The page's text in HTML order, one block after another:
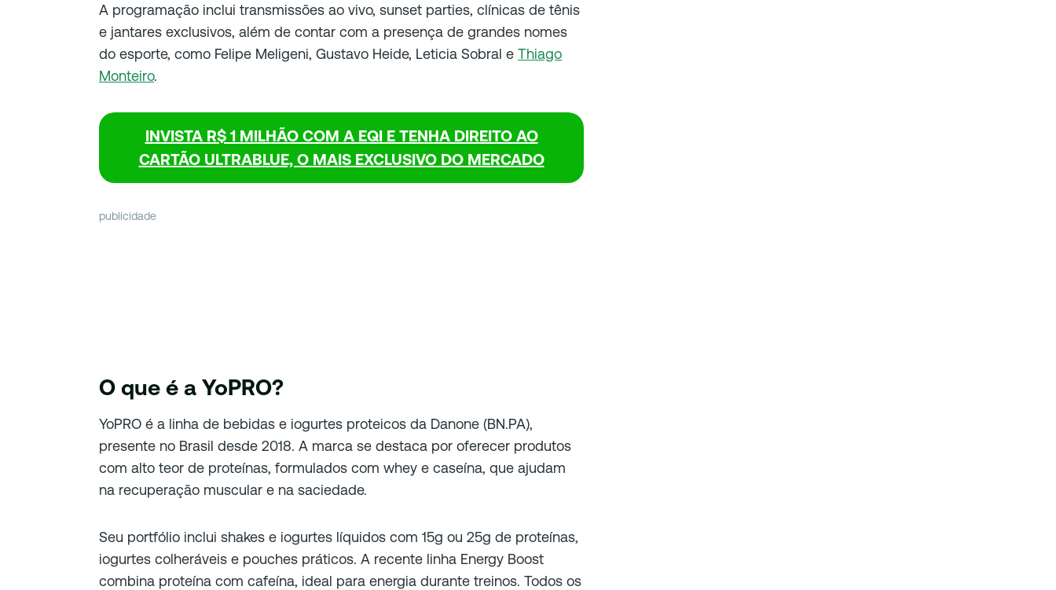
A programação inclui transmissões ao vivo, sunset parties, clínicas de tênis
e jantares exclusivos, além de contar com a presença de grandes nomes
do esporte, como Felipe Meligeni, Gustavo Heide, Leticia Sobral e Thiago
Monteiro.
INVISTA R$ 1 MILHÃO COM A EQI E TENHA DIREITO AO
CARTÃO ULTRABLUE, O MAIS EXCLUSIVO DO MERCADO
publicidade
O que é a YoPRO?
YoPRO é a linha de bebidas e iogurtes proteicos da Danone (BN.PA),
presente no Brasil desde 2018. A marca se destaca por oferecer produtos
com alto teor de proteínas, formulados com whey e caseína, que ajudam
na recuperação muscular e na saciedade.
Seu portfólio inclui shakes e iogurtes líquidos com 15g ou 25g de proteínas,
iogurtes colheráveis e pouches práticos. A recente linha Energy Boost
combina proteína com cafeína, ideal para energia durante treinos. Todos os